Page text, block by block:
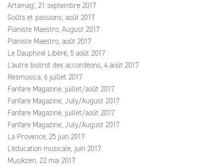
Artamag', 21 septembre 2017
Goûts et passions, août 2017
Pianiste Maestro, August 2017
Pianiste Maestro, août 2017
Le Dauphiné Libéré, 5 août 2017
L'autre bistrot des accordéons, 4 août 2017
Resmusica, 6 juillet 2017
Fanfare Magazine, juillet/août 2017
Fanfare Magazine, July/August 2017
Fanfare Magazine, juillet/août 2017
Fanfare Magazine, July/August 2017
La Provence, 25 juin 2017
L'éducation musicale, juin 2017
Musikzen, 22 mai 2017